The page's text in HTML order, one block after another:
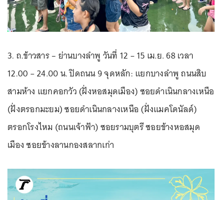
3. ถ.ข้าวสาร – ย่านบางลำพู วันที่ 12 – 15 เม.ย. 68 เวลา
12.00 – 24.00 น. ปิดถนน 9 จุดหลัก: แยกบางลำพู ถนนสิบ
สามห้าง แยกคอกวัว (ฝั่งหอสมุดเมือง) ซอยดำเนินกลางเหนือ
(ฝั่งตรอกมะยม) ซอยดำเนินกลางเหนือ (ฝั่งแมคโดนัลด์)
ตรอกโรงไหม (ถนนเจ้าฟ้า) ซอยรามบุตรี ซอยข้างหอสมุด
เมือง ซอยข้างลานกองสลากเก่า